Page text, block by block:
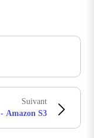
Suivant
Amazon S3